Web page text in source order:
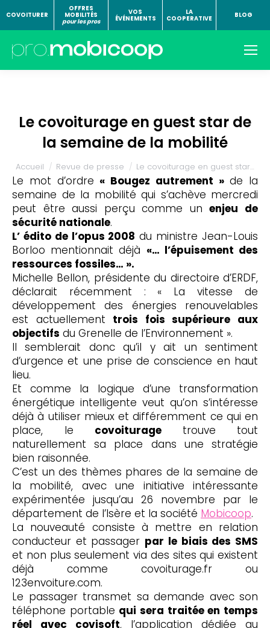
COVOITURER
OFFRES
MOBILITÉS
pour les pros
VOS
ÉVÉNEMENTS
LA
COOPERATIVE
BLOG
Le covoiturage en guest star de
la semaine de la mobilité
Vous êtes ici :
Accueil Revue de presse Le covoiturage en guest star…
Le mot d’ordre « Bougez autrement »de la
semaine de la mobilité qui s’achève mercredi
peut être aussi perçu comme unenjeu de
sécurité nationale.
L’ édito de l’opus 2008 du ministre Jean-Louis
Borloo mentionnait déjà «… l’épuisement des
ressources fossiles… ».
Michelle Bellon, présidente du directoire d’ERDF,
déclarait récemment : « La vitesse de
développement des énergies renouvelables
est actuellement trois fois supérieure aux
objectifs du Grenelle de l’Environnement ».
Il semblerait donc qu’il y ait un sentiment
d’urgence et une prise de conscience en haut
lieu.
Et comme la logique d’une transformation
énergétique intelligente veut qu’on s’intéresse
déjà à utiliser mieux et différemment ce qui en
place, le covoiturage trouve tout
naturellement sa place dans une stratégie
bien raisonnée.
C’est un des thèmes phares de la semaine de
la mobilité, avec une initiative intéressante
expérimentée jusqu’au 26 novembre par le
département de l’Isère et la société Mobicoop.
La nouveauté consiste à mettre en relation
conducteur et passager par le biais des SMS
et non plus seulement via des sites qui existent
déjà comme covoiturage.fr ou
123envoiture.com.
Le passager transmet sa demande avec son
téléphone portable qui sera traitée en temps
réel avec covisoft, l’application dédiée au